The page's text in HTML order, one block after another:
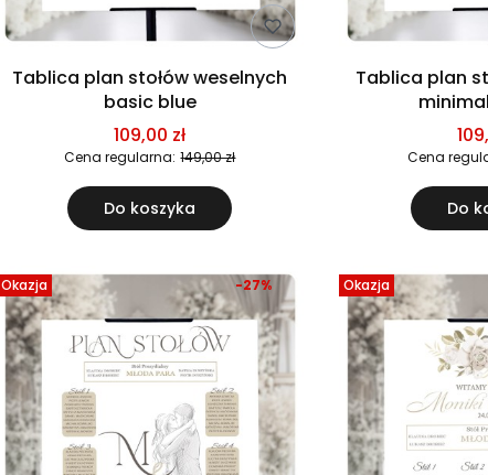
Tablica plan stołów weselnych
basic blue
109,00 zł
Cena regularna: 149,00 zł
Do koszyka
Tablica plan
Cena
Do
Okazja -27% Okazja